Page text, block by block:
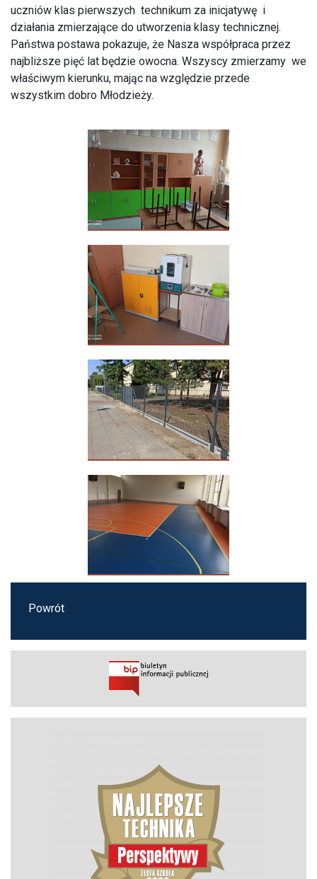
uczniów klas pierwszych technikum za inicjatywę i
działania zmierzające do utworzenia klasy technicznej.
Państwa postawa pokazuje, że Nasza współpraca przez
najbliższe pięć lat będzie owocna. Wszyscy zmierzamy we
właściwym kierunku, mając na względzie przede
wszystkim dobro Młodzieży.
Powrót